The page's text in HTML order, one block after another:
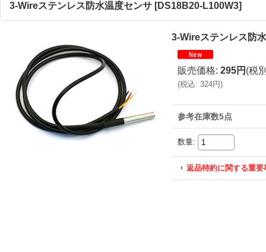
3-Wireステンレス防水温度センサ [DS18B20-L100W3]
3-Wireステンレス防
販売価格: 295円 (税
(税込: 324円)
参考在庫数5点
数量:
返品特約に関する重要